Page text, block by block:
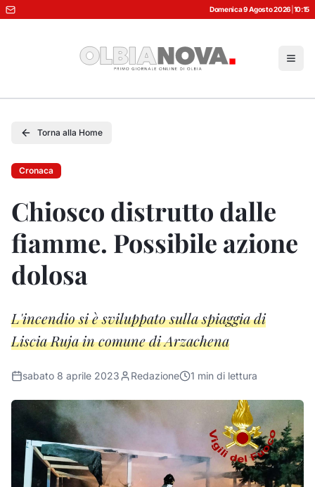
Domenica 9 Agosto 2026 10:15
Torna alla Home
Cronaca
Chiosco distrutto dalle
fiamme. Possibile azione
dolosa
L'incendio si è sviluppato sulla spiaggia di
Liscia Ruja in comune di Arzachena
sabato 8 aprile 2023 Redazione 1 min di lettura